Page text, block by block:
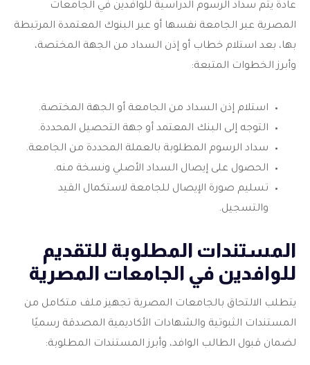
عادةً يتم سداد الرسوم الدراسية للوافدين في الجامعات
المصرية عبر الجامعة نفسها أو عبر البنوك المعتمدة المرتبطة
بها، بعد استلام خطاب أو إذن السداد من الجهة المختصة،
وأبرز الخطوات المتبعة:
استلام إذن السداد من الجامعة أو الجهة المختصة.
التوجه إلى البنك المعتمد أو جهة التحصيل المحددة.
سداد الرسوم المطلوبة بالعملة المحددة من الجامعة.
الحصول على إيصال السداد الأصلي ونسخة منه.
تسليم صورة الإيصال للجامعة لاستكمال القيد
والتسجيل.
المستندات المطلوبة للتقديم
للوافدين في الجامعات المصرية
يتطلب الالتحاق بالجامعات المصرية تجهيز ملف متكامل من
المستندات الثبوتية والشهادات الأكاديمية المصدقة رسميًا
لضمان قبول الطالب الوافد، وأبرز المستندات المطلوبة: